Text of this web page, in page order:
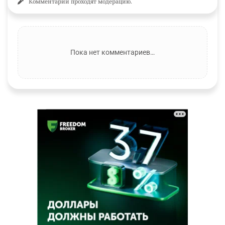
Пока нет комментариев…